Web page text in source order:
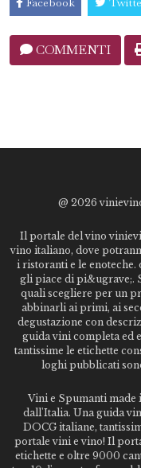
COMMENTI
@ 2026
Il portale del vino
vino italiano, dove
i ristoranti e le
gli piace di pi&ugrave;.
quali scegliere per un
abbinarli ai primi, ai
degustazione con
guida vini completa ed
tantissime le etichette
loghi pubblicati
Vini e Spumanti made
dall'Italia. Una guida
DOCG italiane,
portale vini e vino! Il
etichette e oltre 9000